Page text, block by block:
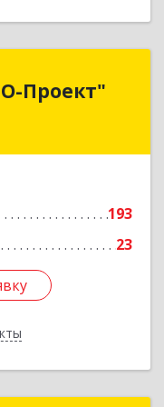
Проект"
193
23
Проект"
Северодвинск г,